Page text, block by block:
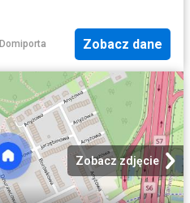
Domiporta Zobacz dane
Zobacz zdjęcie